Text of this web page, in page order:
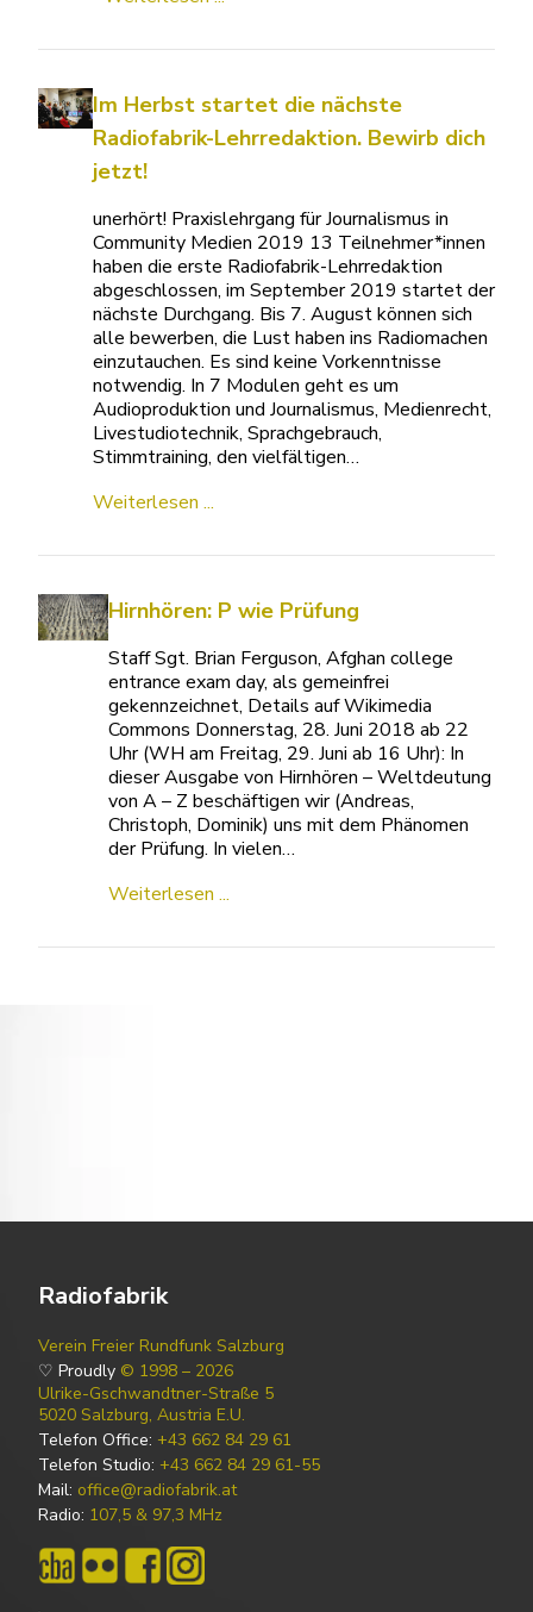
Im Herbst startet die nächste
Radiofabrik-Lehrredaktion. Bewirb dich
jetzt!
unerhört! Praxislehrgang für Journalismus in
Community Medien 2019 13 Teilnehmer*innen
haben die erste Radiofabrik-Lehrredaktion
abgeschlossen, im September 2019 startet der
nächste Durchgang. Bis 7. August können sich
alle bewerben, die Lust haben ins Radiomachen
einzutauchen. Es sind keine Vorkenntnisse
notwendig. In 7 Modulen geht es um
Audioproduktion und Journalismus, Medienrecht,
Livestudiotechnik, Sprachgebrauch,
Stimmtraining, den vielfältigen…
Weiterlesen ...
Hirnhören: P wie Prüfung
Staff Sgt. Brian Ferguson, Afghan college
entrance exam day, als gemeinfrei
gekennzeichnet, Details auf Wikimedia
Commons Donnerstag, 28. Juni 2018 ab 22
Uhr (WH am Freitag, 29. Juni ab 16 Uhr): In
dieser Ausgabe von Hirnhören – Weltdeutung
von A – Z beschäftigen wir (Andreas,
Christoph, Dominik) uns mit dem Phänomen
der Prüfung. In vielen…
Weiterlesen ...
Radiofabrik
Verein Freier Rundfunk Salzburg
♡ Proudly © 1998 – 2026
Ulrike-Gschwandtner-Straße 5
5020 Salzburg, Austria E.U.
Telefon Office: +43 662 84 29 61
Telefon Studio: +43 662 84 29 61-55
Mail: office@radiofabrik.at
Radio: 107,5 & 97,3 MHz